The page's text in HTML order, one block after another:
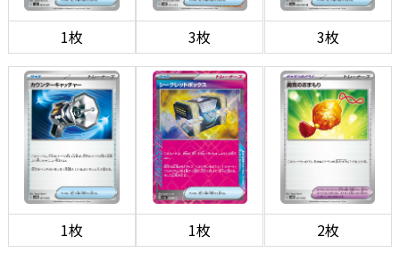
1枚 3枚 3枚
1枚 1枚 2枚